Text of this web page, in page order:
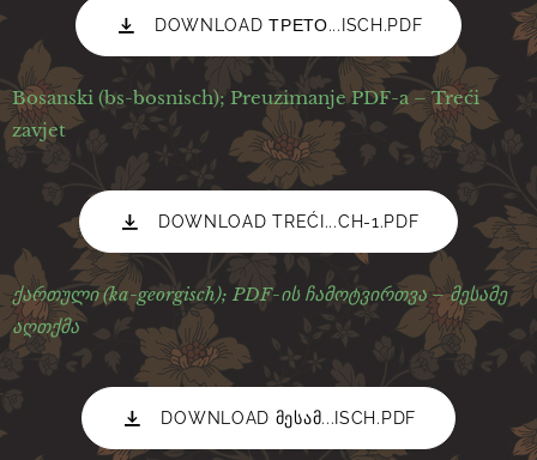
DOWNLOAD ТРЕТО...ISCH.PDF
Bosanski (bs-bosnisch); Preuzimanje PDF-a – Treći
zavjet
DOWNLOAD TREĆI...CH-1.PDF
ქართული (ka-georgisch); PDF-ის ჩამოტვირთვა – მესამე
აღთქმა
DOWNLOAD ᲛᲔᲡᲐᲛ...ISCH.PDF